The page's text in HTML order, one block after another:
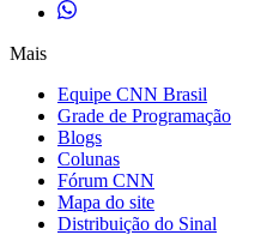
Mais
Equipe CNN Brasil
Grade de Programação
Blogs
Colunas
Fórum CNN
Mapa do site
Distribuição do Sinal